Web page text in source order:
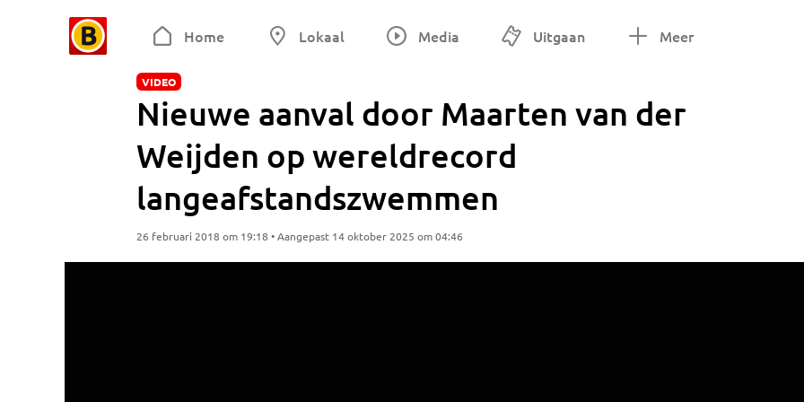
Home Lokaal Media Uitgaan Meer
VIDEO
Nieuwe aanval door Maarten van der
Weijden op wereldrecord
langeafstandszwemmen
26 februari 2018 om 19:18 • Aangepast 14 oktober 2025 om 04:46